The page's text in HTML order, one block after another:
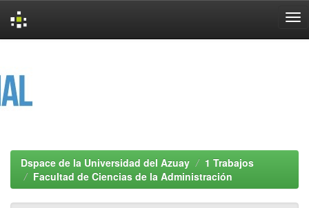
Dspace de la Universidad del Azuay
1 Trabajos
Facultad de Ciencias de la Administración